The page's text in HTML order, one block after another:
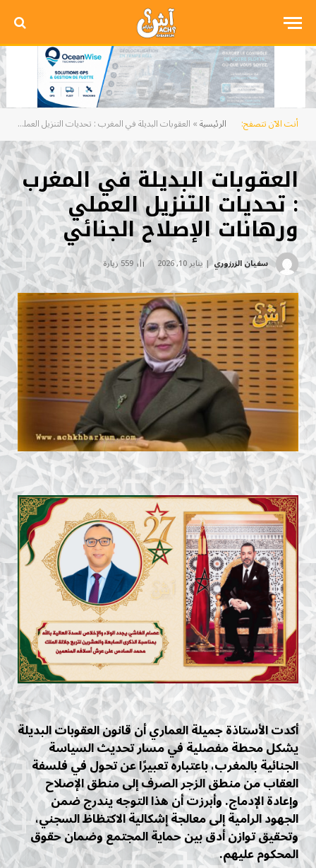
أنت الآن تتصفح: الرئيسية» العقوبات البديلة في المغرب : تحديات التنزيل العملي ورهانات الإصلاح الجنائي
العقوبات البديلة في المغرب
: تحديات التنزيل العملي
ورهانات الإصلاح الجنائي
سفيان الزرزوري يناير 10, 2026 559زيارة
أكدت الأستاذة جميلة العماري أن قانون العقوبات البديلة
يشكل محطة مفصلية في مسار تحديث السياسة
الجنائية بالمغرب، باعتباره تعبيرًا عن تحول في فلسفة
العقاب من منطق الزجر الصرف إلى منطق الإصلاح
وإعادة الإدماج. وأبرزت أن هذا التوجه يندرج ضمن
الجهود الرامية إلى معالجة إشكالية الاكتظاظ السجني،
وتحقيق توازن أدق بين حماية المجتمع وضمان حقوق
المحكوم عليهم.